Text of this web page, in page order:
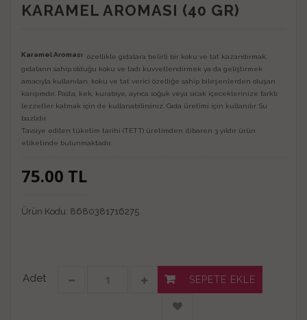
KARAMEL AROMASI (40 GR)
Karamel Aroması
özellikle gıdalara belirli bir koku ve tat kazandırmak,
gıdaların sahip olduğu koku ve tadı kuvvetlendirmek ya da geliştirmek
amacıyla kullanılan, koku ve tat verici özelliğe sahip bileşenlerden oluşan
karışımdır. Pasta, kek, kurabiye, ayrıca soğuk veya sıcak içeceklerinize farklı
lezzetler katmak için de kullanabilirsiniz. Gıda üretimi için kullanılır. Su
bazlıdır.
Tavsiye edilen tüketim tarihi (TETT) üretimden itibaren 3 yıldır ürün
etiketinde bulunmaktadır.
75.00 TL
Ürün Kodu: 8680381716275
Adet SEPETE EKLE